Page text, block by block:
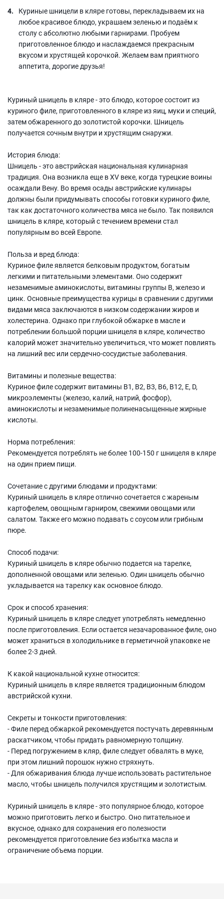
Куриные шницели в кляре готовы, перекладываем их на
любое красивое блюдо, украшаем зеленью и подаём к
столу с абсолютно любыми гарнирами. Пробуем
приготовленное блюдо и наслаждаемся прекрасным
вкусом и хрустящей корочкой. Желаем вам приятного
аппетита, дорогие друзья!
Куриный шницель в кляре - это блюдо, которое состоит из
куриного филе, приготовленного в кляре из яиц, муки и специй,
затем обжаренного до золотистой корочки. Шницель
получается сочным внутри и хрустящим снаружи.
История блюда:
Шницель - это австрийская национальная кулинарная
традиция. Она возникла еще в XV веке, когда турецкие воины
осаждали Вену. Во время осады австрийские кулинары
должны были придумывать способы готовки куриного филе,
так как достаточного количества мяса не было. Так появился
шницель в кляре, который с течением времени стал
популярным во всей Европе.
Польза и вред блюда:
Куриное филе является белковым продуктом, богатым
легкими и питательными элементами. Оно содержит
незаменимые аминокислоты, витамины группы В, железо и
цинк. Основные преимущества курицы в сравнении с другими
видами мяса заключаются в низком содержании жиров и
холестерина. Однако при глубокой обжарке в масле и
потреблении большой порции шницеля в кляре, количество
калорий может значительно увеличиться, что может повлиять
на лишний вес или сердечно-сосудистые заболевания.
Витамины и полезные вещества:
Куриное филе содержит витамины В1, В2, В3, В6, В12, Е, D,
микроэлементы (железо, калий, натрий, фосфор),
аминокислоты и незаменимые полиненасыщенные жирные
кислоты.
Норма потребления:
Рекомендуется потреблять не более 100-150 г шницеля в кляре
на один прием пищи.
Сочетание с другими блюдами и продуктами:
Куриный шницель в кляре отлично сочетается с жареным
картофелем, овощным гарниром, свежими овощами или
салатом. Также его можно подавать с соусом или грибным
пюре.
Способ подачи:
Куриный шницель в кляре обычно подается на тарелке,
дополненной овощами или зеленью. Один шницель обычно
укладывается на тарелку как основное блюдо.
Срок и способ хранения:
Куриный шницель в кляре следует употреблять немедленно
после приготовления. Если остается незачарованное филе, оно
может храниться в холодильнике в герметичной упаковке не
более 2-3 дней.
К какой национальной кухне относится:
Куриный шницель в кляре является традиционным блюдом
австрийской кухни.
Секреты и тонкости приготовления:
- Филе перед обжаркой рекомендуется постучать деревянным
раскатчиком, чтобы придать равномерную толщину.
- Перед погружением в кляр, филе следует обвалять в муке,
при этом лишний порошок нужно стряхнуть.
- Для обжаривания блюда лучше использовать растительное
масло, чтобы шницель получился хрустящим и золотистым.
Куриный шницель в кляре - это популярное блюдо, которое
можно приготовить легко и быстро. Оно питательное и
вкусное, однако для сохранения его полезности
рекомендуется приготовление без избытка масла и
ограничение объема порции.